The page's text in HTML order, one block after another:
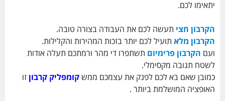
יתאימו לכם.
הקרבון חצי תעשה לכם את העבודה בצורה טובה.
הקרבון מלא תועיל לכם יותר בזכות המהירות והקלילות.
ועם הקרבון פרימיום תשתפרו די מהר ורמתכם תעלה אודות
לשטח תגובה מקסימלי.
כמובן שאם בא לכם לפנק את עצמכם ממש קומפליק קרבון זו
האופציה המושלמת ביותר .